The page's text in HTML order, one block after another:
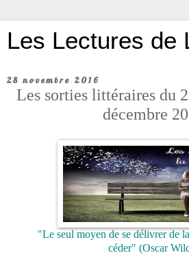
Les Lectures de
28 novembre 2016
Les sorties littéraires du
décembre
"Le seul moyen de se délivrer de
céder" (Oscar